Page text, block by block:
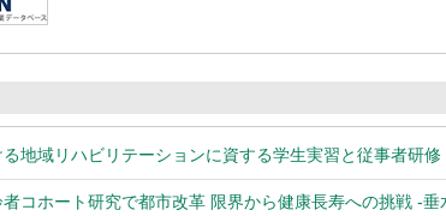
る地域リハビリテーションに資する学生実習と従事者研修
者コホート研究で都市改革 限界から健康長寿への挑戦 -垂